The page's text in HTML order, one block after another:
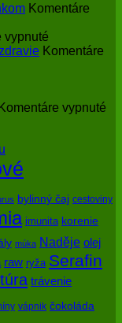
Komentáre
vypnuté
Zázrak
Komentáre
Komentáre vypnuté
bylinný čaj cestoviny
imunita korenie
múka Naděje olej
raw ryža Serafin
trávenie
vápnik čokoláda